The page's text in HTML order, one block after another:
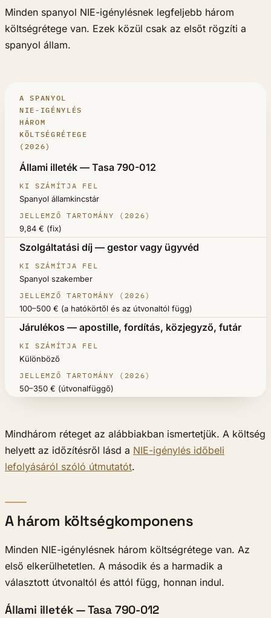
Minden spanyol NIE-igénylésnek legfeljebb három
költségrétege van. Ezek közül csak az elsőt rögzíti a
spanyol állam.
A SPANYOL
NIE-IGÉNYLÉS
HÁROM
KÖLTSÉGRÉTEGE
(2026)
KÖLTSÉGRÉTEG
KI SZÁMÍTJA FEL
JELLEMZŐ TARTOMÁNY (2026)
Állami illeték — Tasa 790-012
Spanyol államkincstár
9,84 € (fix)
Szolgáltatási díj — gestor vagy ügyvéd
Spanyol szakember
100–500 € (a hatókörtől és az útvonaltól függ)
Járulékos — apostille, fordítás, közjegyző, futár
Különböző
50–350 € (útvonalfüggő)
Mindhárom réteget az alábbiakban ismertetjük. A költség
helyett az időzítésről lásd a NIE-igénylés időbeli
lefolyásáról szóló útmutatót.
A három költségkomponens
Minden NIE-igénylésnek három költségrétege van. Az
első elkerülhetetlen. A második és a harmadik a
választott útvonaltól és attól függ, honnan indul.
Állami illeték — Tasa 790-012